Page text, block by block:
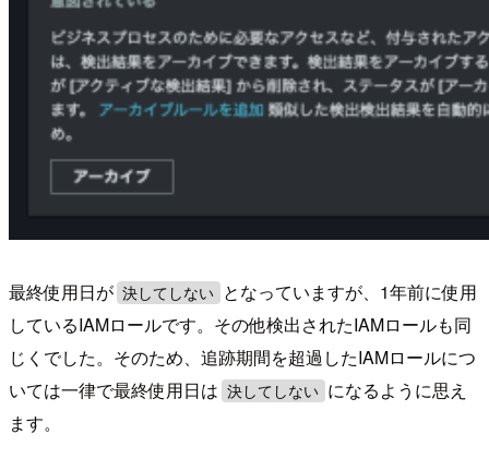
最終使用日が 決してしない
となっていますが、1年前に使用
しているIAMロールです。その他検出されたIAMロールも同
じくでした。そのため、追跡期間を超過したIAMロールにつ
いては一律で最終使用日は 決してしない になるように思え
ます。